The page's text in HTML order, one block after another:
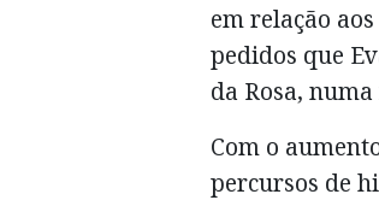
em relação
pedidos que
da Rosa,
Com o
percursos de